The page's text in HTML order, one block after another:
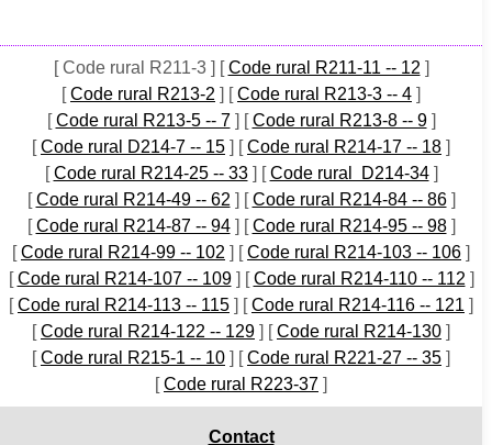
[ Code rural R211-3 ] [Code rural R211-11 -- 12 ]
[Code rural R213-2 ] [Code rural R213-3 -- 4 ]
[Code rural R213-5 -- 7] [Code rural R213-8 -- 9]
[Code rural D214-7 -- 15 ] [Code rural R214-17 -- 18 ]
[Code rural R214-25 -- 33] [Code rural D214-34]
[Code rural R214-49 -- 62 ] [Code rural R214-84 -- 86]
[Code rural R214-87 -- 94] [Code rural R214-95 -- 98]
[Code rural R214-99 -- 102 ] [Code rural R214-103 -- 106 ]
[Code rural R214-107 -- 109] [Code rural R214-110 -- 112 ]
[Code rural R214-113 -- 115 ] [Code rural R214-116 -- 121 ]
[Code rural R214-122 -- 129 ] [Code rural R214-130 ]
[Code rural R215-1 -- 10 ] [Code rural R221-27 -- 35 ]
[Code rural R223-37 ]
Contact